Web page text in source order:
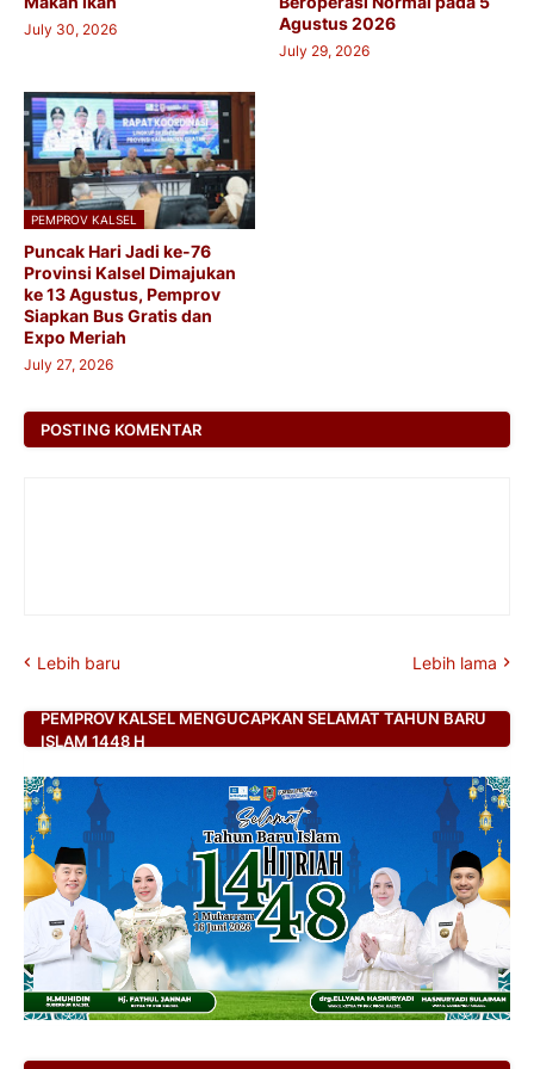
July 30, 2026
Agustus 2026
July 29, 2026
PEMPROV KALSEL
Puncak Hari Jadi ke-76
Provinsi Kalsel Dimajukan
ke 13 Agustus, Pemprov
Siapkan Bus Gratis dan
Expo Meriah
July 27, 2026
POSTING KOMENTAR
Lebih baru Lebih lama
PEMPROV KALSEL MENGUCAPKAN SELAMAT TAHUN BARU
ISLAM 1448 H